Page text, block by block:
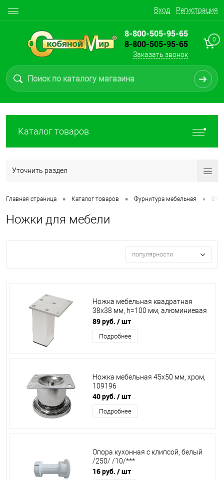
Вход Регистрация
8-800-505-95-65
8-800-505-95-65
Заказать звонок
0
Каталог товаров
Уточнить раздел
Главная страница • Каталог товаров • Фурнитура мебельная •
Ножки для мебели
популярности
Ножка мебельная квадратная
38х38 мм, h=100 мм, алюминиевая
08.03.020, 109208
89 руб. / шт
Подробнее
Ножка мебельная 45х50 мм, хром,
109196
40 руб. / шт
Подробнее
Опора кухонная с клипсой, белый
/250/ /10/***
16 руб. / шт